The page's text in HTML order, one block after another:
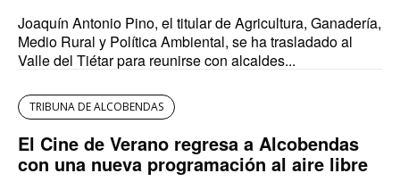
Joaquín Antonio Pino, el titular de Agricultura, Ganadería,
Medio Rural y Política Ambiental, se ha trasladado al
Valle del Tiétar para reunirse con alcaldes...
TRIBUNA DE ALCOBENDAS
El Cine de Verano regresa a Alcobendas
con una nueva programación al aire libre